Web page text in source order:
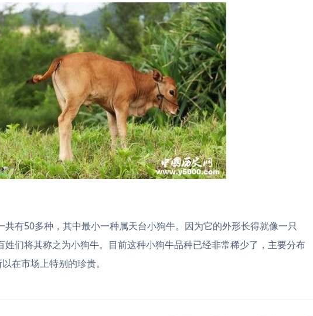
共有50多种，其中最小一种属天台小狗牛。因为它的外形长得就像一只
姓们将其称之为小狗牛。目前这种小狗牛品种已经非常稀少了，主要分布
在市场上特别的珍贵。